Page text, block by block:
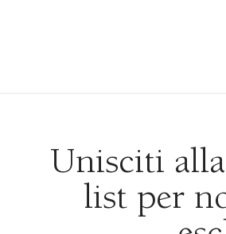
Unisciti
list per